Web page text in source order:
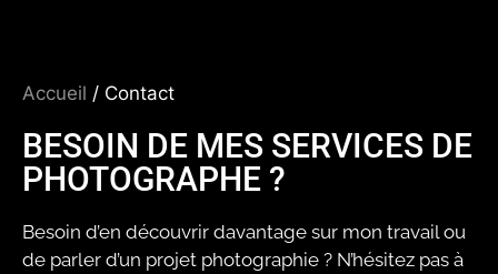
Accueil / Contact
BESOIN DE MES SERVICES DE
PHOTOGRAPHE ?
Besoin d’en découvrir davantage sur mon travail ou
de parler d’un projet photographie ? N’hésitez pas à